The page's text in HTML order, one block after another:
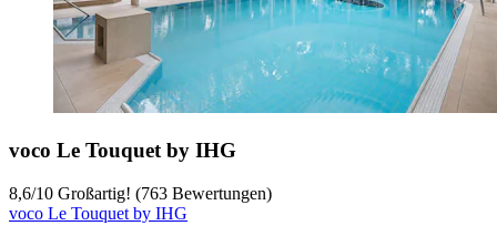
voco Le Touquet by IHG
8,6/10 Großartig! (763 Bewertungen)
voco Le Touquet by IHG